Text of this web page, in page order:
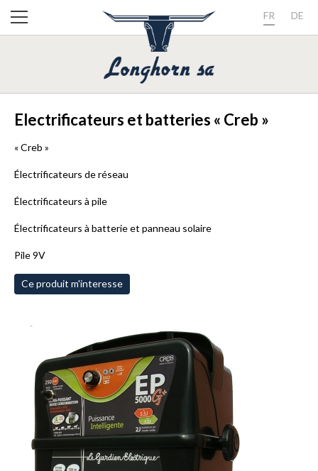
FR DE
Electrificateurs et batteries « Creb »
« Creb »
Électrificateurs de réseau
Électrificateurs à pile
Électrificateurs à batterie et panneau solaire
Pile 9V
Ce produit m'interesse